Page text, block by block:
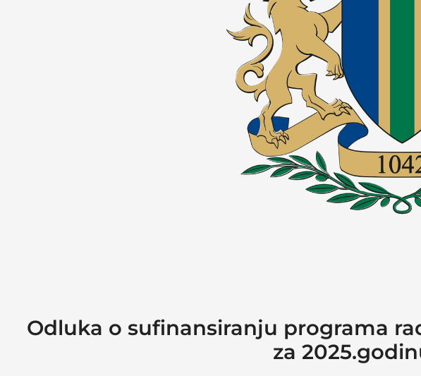
Odluka o sufinansiranju programa
za